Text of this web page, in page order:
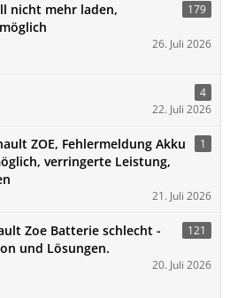
nicht mehr laden,
179
26. Juli 2026
4
22. Juli 2026
ZOE, Fehlermeldung Akku
verringerte Leistung,
1
21. Juli 2026
Zoe Batterie schlecht -
und Lösungen.
121
20. Juli 2026